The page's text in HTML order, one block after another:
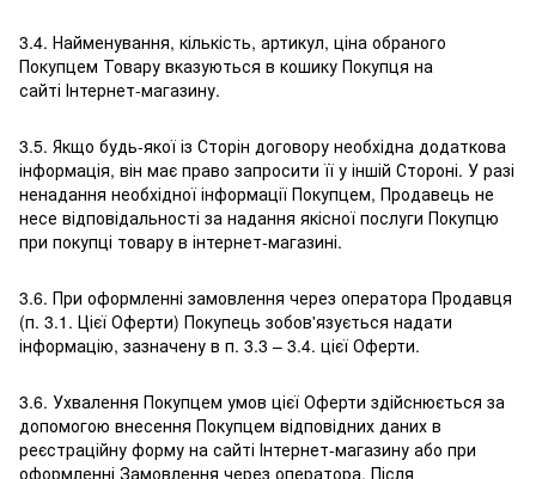
3.4. Найменування, кількість, артикул, ціна обраного
Покупцем Товару вказуються в кошику Покупця на
сайті Інтернет-магазину.
3.5. Якщо будь-якої із Сторін договору необхідна додаткова
інформація, він має право запросити її у іншій Стороні. У разі
ненадання необхідної інформації Покупцем, Продавець не
несе відповідальності за надання якісної послуги Покупцю
при покупці товару в інтернет-магазині.
3.6. При оформленні замовлення через оператора Продавця
(п. 3.1. Цієї Оферти) Покупець зобов'язується надати
інформацію, зазначену в п. 3.3 – 3.4. цієї Оферти.
3.6. Ухвалення Покупцем умов цієї Оферти здійснюється за
допомогою внесення Покупцем відповідних даних в
реєстраційну форму на сайті Інтернет-магазину або при
оформленні Замовлення через оператора. Після